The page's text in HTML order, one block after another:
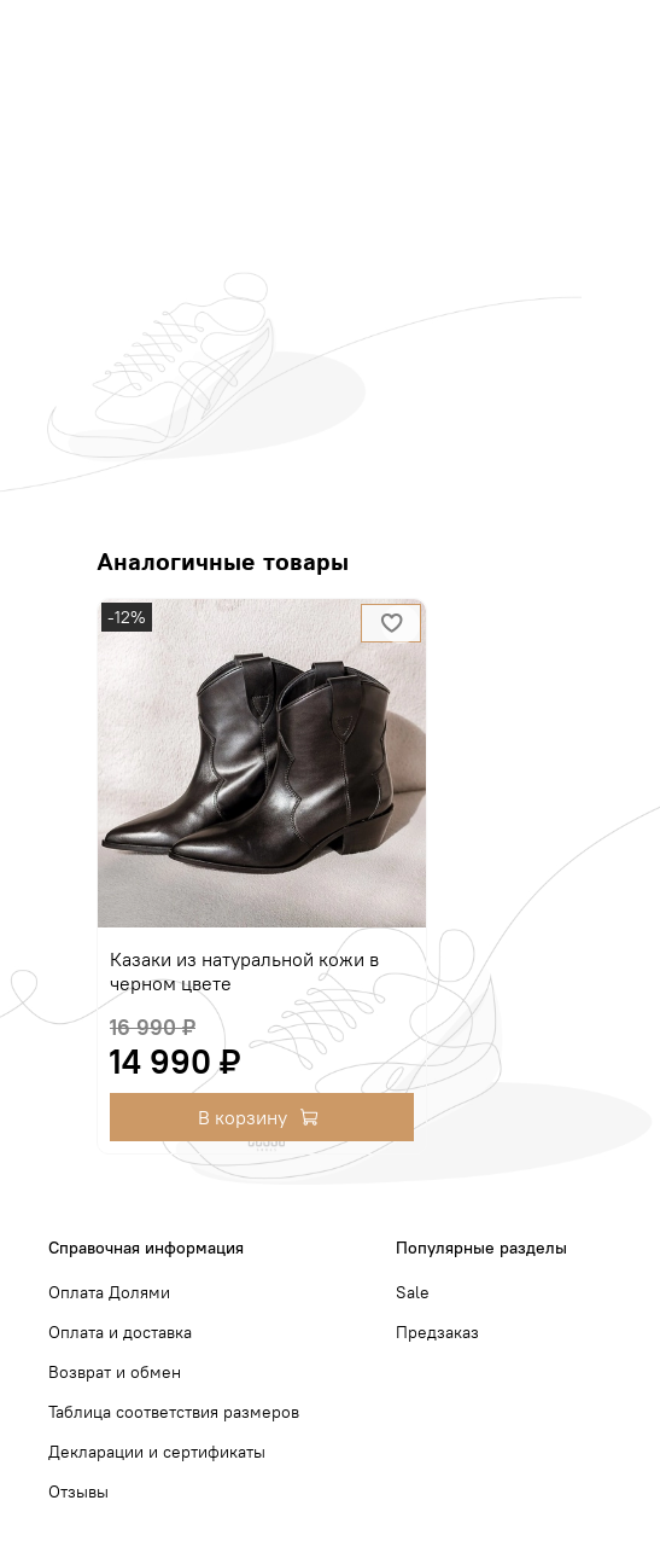
Аналогичные товары
-12%
Казаки из натуральной кожи в
черном цвете
16 990 ₽
14 990 ₽
В корзину
Справочная информация
Оплата Долями
Оплата и доставка
Возврат и обмен
Таблица соответствия размеров
Декларации и сертификаты
Отзывы
Популярные разделы
Sale
Предзаказ